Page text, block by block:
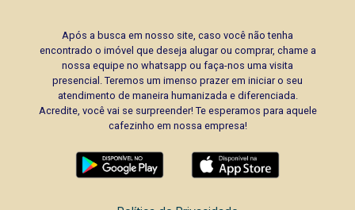
Após a busca em nosso site, caso você não tenha
encontrado o imóvel que deseja alugar ou comprar, chame a
nossa equipe no whatsapp ou faça-nos uma visita
presencial. Teremos um imenso prazer em iniciar o seu
atendimento de maneira humanizada e diferenciada.
Acredite, você vai se surpreender! Te esperamos para aquele
cafezinho em nossa empresa!